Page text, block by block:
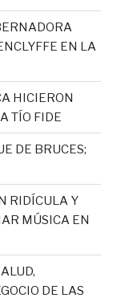
EN LA
HICIERON
TÍO FIDE
DE BRUCES;
RIDÍCULA Y
MÚSICA EN
DE LAS